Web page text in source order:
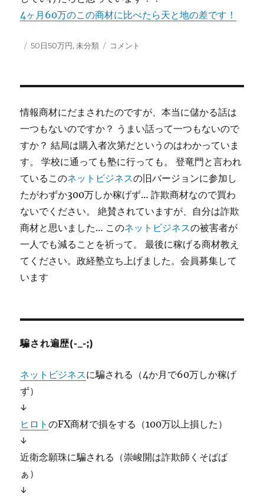
4ヶ月60万のこの商材に比べたら天と地の差です！
投 カ
50日50万円, 未分類
12
に
コメント
情報商材にだまされたのですが、本当に儲かる話は
一つもないのですか？ うまい話って一つもないので
すか？ 結局は購入者次第だというのはわかっていま
す。 学校に通っても塾に行っても。 登竜門と言われ
ているこのネットビジネスの旧バージョンに参加し
たがわずか300万しか稼げず… 詐欺商材なので買わ
ないでください。 絶賛されていますが、自分は詐欺
商材と思いました… このネットビジネスの被害者が
一人でも減ることを祈って。 最後に稼げる商材教え
てください。政経塾立ち上げました。会員募集して
います
騙され遍歴(-_-;)
ネットビジネスに騙される（4か月で60万しか稼げ
ず）
↓
ヒロトのFX商材で損をする（100万以上損した）
↓
近衛念願珠に騙される（崇峻開は詐欺師くそばば
ぁ）
↓